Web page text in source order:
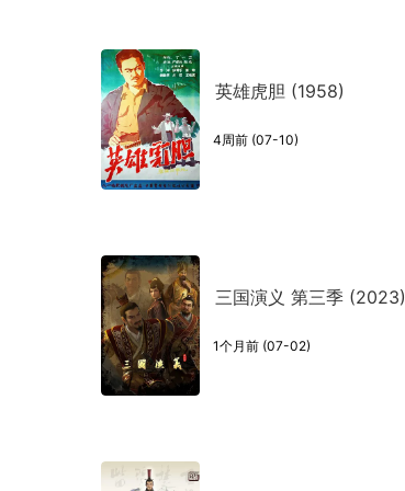
英雄虎胆 (1958)
4周前 (07-10)
三国演义 第三季 (2023)
1个月前 (07-02)